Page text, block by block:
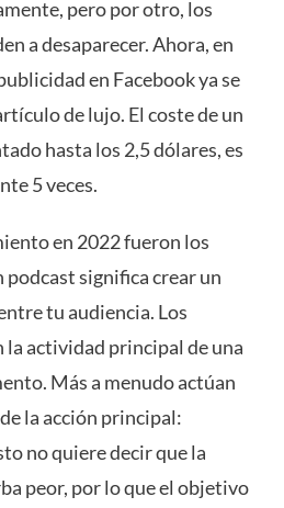
pero por otro, los
a desaparecer. Ahora, en
en Facebook ya se
de lujo. El coste de un
hasta los 2,5 dólares, es
5 veces.
en 2022 fueron los
podcast significa crear un
tu audiencia. Los
la actividad principal de una
Más a menudo actúan
la acción principal:
no quiere decir que la
peor, por lo que el objetivo